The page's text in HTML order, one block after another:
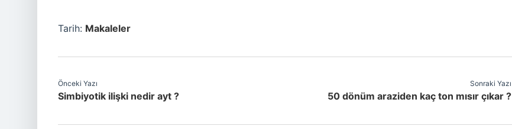
Tarih: Makaleler
Önceki Yazı
Simbiyotik ilişki nedir ayt ?
Sonraki Yazı
50 dönüm araziden kaç ton mısır çıkar ?